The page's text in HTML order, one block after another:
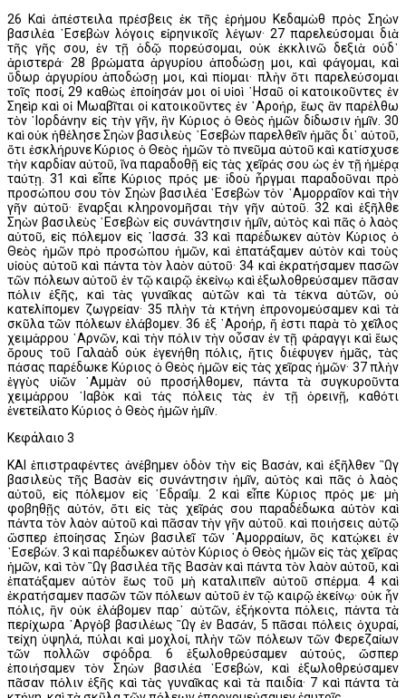
26 Καὶ ἀπέστειλα πρέσβεις ἐκ τῆς ἐρήμου Κεδαμὼθ πρὸς Σηὼν
βασιλέα ᾿Εσεβὼν λόγοις εἰρηνικοῖς λέγων· 27 παρελεύσομαι διὰ
τῆς γῆς σου, ἐν τῇ ὁδῷ πορεύσομαι, οὐκ ἐκκλινῶ δεξιὰ οὐδ᾿
ἀριστερά· 28 βρώματα ἀργυρίου ἀποδώσῃ μοι, καὶ φάγομαι, καὶ
ὕδωρ ἀργυρίου ἀποδώσῃ μοι, καὶ πίομαι· πλὴν ὅτι παρελεύσομαι
τοῖς ποσί, 29 καθὼς ἐποίησάν μοι οἱ υἱοὶ ῾Ησαῦ οἱ κατοικοῦντες ἐν
Σηεὶρ καὶ οἱ Μωαβῖται οἱ κατοικοῦντες ἐν ᾿Αροήρ, ἕως ἂν παρέλθω
τὸν ᾿Ιορδάνην εἰς τὴν γῆν, ἣν Κύριος ὁ Θεὸς ἡμῶν δίδωσιν ἡμῖν. 30
καὶ οὐκ ἠθέλησε Σηὼν βασιλεὺς ᾿Εσεβὼν παρελθεῖν ἡμᾶς δι᾿ αὐτοῦ,
ὅτι ἐσκλήρυνε Κύριος ὁ Θεὸς ἡμῶν τὸ πνεῦμα αὐτοῦ καὶ κατίσχυσε
τὴν καρδίαν αὐτοῦ, ἵνα παραδοθῇ εἰς τὰς χεῖράς σου ὡς ἐν τῇ ἡμέρᾳ
ταύτῃ. 31 καὶ εἶπε Κύριος πρός με· ἰδοὺ ἦργμαι παραδοῦναι πρὸ
προσώπου σου τὸν Σηὼν βασιλέα ᾿Εσεβὼν τὸν ᾿Αμορραῖον καὶ τὴν
γῆν αὐτοῦ· ἔναρξαι κληρονομῆσαι τὴν γῆν αὐτοῦ. 32 καὶ ἐξῆλθε
Σηὼν βασιλεὺς ᾿Εσεβὼν εἰς συνάντησιν ἡμῖν, αὐτὸς καὶ πᾶς ὁ λαὸς
αὐτοῦ, εἰς πόλεμον εἰς ᾿Ιασσά. 33 καὶ παρέδωκεν αὐτὸν Κύριος ὁ
Θεὸς ἡμῶν πρὸ προσώπου ἡμῶν, καὶ ἐπατάξαμεν αὐτὸν καὶ τοὺς
υἱοὺς αὐτοῦ καὶ πάντα τὸν λαὸν αὐτοῦ· 34 καὶ ἐκρατήσαμεν πασῶν
τῶν πόλεων αὐτοῦ ἐν τῷ καιρῷ ἐκείνῳ καὶ ἐξωλοθρεύσαμεν πᾶσαν
πόλιν ἑξῆς, καὶ τὰς γυναῖκας αὐτῶν καὶ τὰ τέκνα αὐτῶν, οὐ
κατελίπομεν ζωγρείαν· 35 πλὴν τὰ κτήνη ἐπρονομεύσαμεν καὶ τὰ
σκῦλα τῶν πόλεων ἐλάβομεν. 36 ἐξ ᾿Αροήρ, ἥ ἐστι παρὰ τὸ χεῖλος
χειμάρρου ᾿Αρνῶν, καὶ τὴν πόλιν τὴν οὖσαν ἐν τῇ φάραγγι καὶ ἕως
ὄρους τοῦ Γαλαὰδ οὐκ ἐγενήθη πόλις, ἥτις διέφυγεν ἡμᾶς, τὰς
πάσας παρέδωκε Κύριος ὁ Θεὸς ἡμῶν εἰς τὰς χεῖρας ἡμῶν· 37 πλὴν
ἐγγὺς υἱῶν ᾿Αμμὰν οὐ προσήλθομεν, πάντα τὰ συγκυροῦντα
χειμάρρου ᾿Ιαβὸκ καὶ τάς πόλεις τὰς ἐν τῇ ὀρεινῇ, καθότι
ἐνετείλατο Κύριος ὁ Θεὸς ἡμῶν ἡμῖν.
Κεφάλαιο 3
ΚΑΙ ἐπιστραφέντες ἀνέβημεν ὁδὸν τὴν εἰς Βασάν, καὶ ἐξῆλθεν ῍Ωγ
βασιλεὺς τῆς Βασὰν εἰς συνάντησιν ἡμῖν, αὐτὸς καὶ πᾶς ὁ λαὸς
αὐτοῦ, εἰς πόλεμον εἰς ῾Εδραΐμ. 2 καὶ εἶπε Κύριος πρός με· μὴ
φοβηθῇς αὐτόν, ὅτι εἰς τὰς χεῖράς σου παραδέδωκα αὐτὸν καὶ
πάντα τὸν λαὸν αὐτοῦ καὶ πᾶσαν τὴν γῆν αὐτοῦ. καὶ ποιήσεις αὐτῷ
ὥσπερ ἐποίησας Σηὼν βασιλεῖ τῶν ᾿Αμορραίων, ὃς κατῴκει ἐν
᾿Εσεβών. 3 καὶ παρέδωκεν αὐτὸν Κύριος ὁ Θεὸς ἡμῶν εἰς τὰς χεῖρας
ἡμῶν, καὶ τὸν ῍Ωγ βασιλέα τῆς Βασὰν καὶ πάντα τὸν λαὸν αὐτοῦ, καὶ
ἐπατάξαμεν αὐτὸν ἕως τοῦ μὴ καταλιπεῖν αὐτοῦ σπέρμα. 4 καὶ
ἐκρατήσαμεν πασῶν τῶν πόλεων αὐτοῦ ἐν τῷ καιρῷ ἐκείνῳ· οὐκ ἦν
πόλις, ἣν οὐκ ἐλάβομεν παρ᾿ αὐτῶν, ἑξήκοντα πόλεις, πάντα τὰ
περίχωρα ᾿Αργὸβ βασιλέως ῍Ωγ ἐν Βασάν, 5 πᾶσαι πόλεις ὀχυραί,
τείχη ὑψηλά, πύλαι καὶ μοχλοί, πλὴν τῶν πόλεων τῶν Φερεζαίων
τῶν πολλῶν σφόδρα. 6 ἐξωλοθρεύσαμεν αὐτούς, ὥσπερ
ἐποιήσαμεν τὸν Σηὼν βασιλέα ᾿Εσεβών, καὶ ἐξωλοθρεύσαμεν
πᾶσαν πόλιν ἑξῆς καὶ τὰς γυναῖκας καὶ τὰ παιδία· 7 καὶ πάντα τὰ